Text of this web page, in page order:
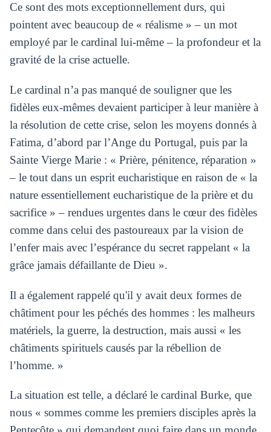
Ce sont des mots exceptionnellement durs, qui
pointent avec beaucoup de « réalisme » – un mot
employé par le cardinal lui-même – la profondeur et la
gravité de la crise actuelle.
Le cardinal n’a pas manqué de souligner que les
fidèles eux-mêmes devaient participer à leur manière à
la résolution de cette crise, selon les moyens donnés à
Fatima, d’abord par l’Ange du Portugal, puis par la
Sainte Vierge Marie : « Prière, pénitence, réparation »
– le tout dans un esprit eucharistique en raison de « la
nature essentiellement eucharistique de la prière et du
sacrifice » – rendues urgentes dans le cœur des fidèles
comme dans celui des pastoureaux par la vision de
l’enfer mais avec l’espérance du secret rappelant « la
grâce jamais défaillante de Dieu ».
Il a également rappelé qu'il y avait deux formes de
châtiment pour les péchés des hommes : les malheurs
matériels, la guerre, la destruction, mais aussi « les
châtiments spirituels causés par la rébellion de
l’homme. »
La situation est telle, a déclaré le cardinal Burke, que
nous « sommes comme les premiers disciples après la